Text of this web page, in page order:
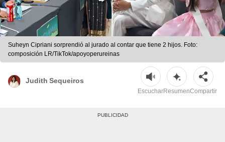
Suheyn Cipriani sorprendió al jurado al contar que tiene 2 hijos. Foto:
composición LR/TikTok/apoyoperureinas
Judith Sequeiros
EscucharResumenCompartir